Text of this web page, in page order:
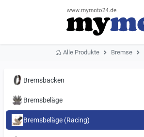
Alle Produkte Bremse
Bremsbacken
Bremsbeläge
Bremsbeläge (Racing)